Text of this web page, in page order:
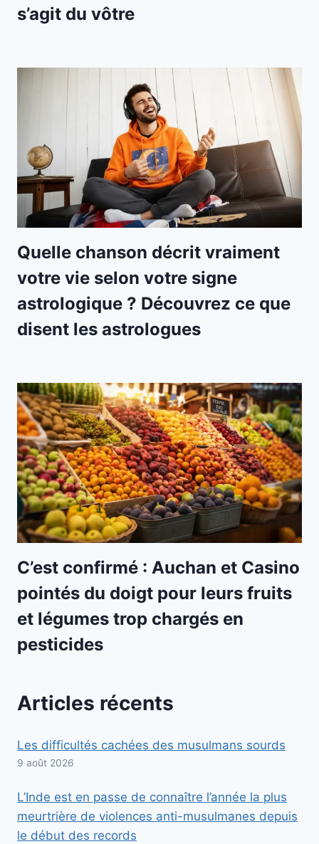
s’agit du vôtre
Quelle chanson décrit vraiment
votre vie selon votre signe
astrologique ? Découvrez ce que
disent les astrologues
C’est confirmé : Auchan et Casino
pointés du doigt pour leurs fruits
et légumes trop chargés en
pesticides
Articles récents
Les difficultés cachées des musulmans sourds
9 août 2026
L’Inde est en passe de connaître l’année la plus
meurtrière de violences anti-musulmanes depuis
le début des records